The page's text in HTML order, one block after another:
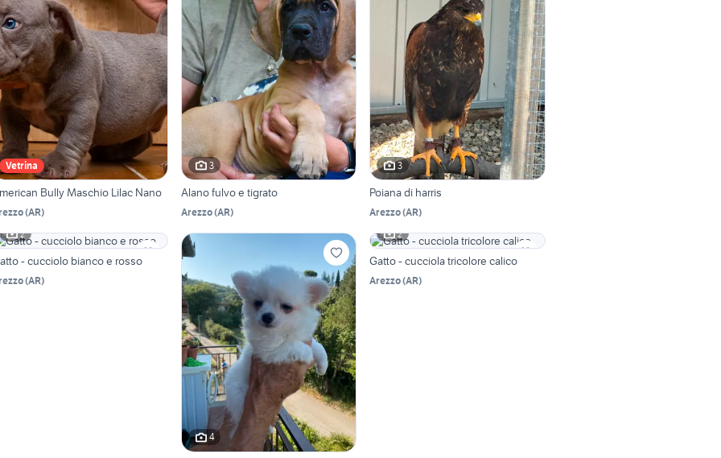
Vetrina
Bully Maschio Lilac Nano
(AR)
3
Alano fulvo e tigrato
Arezzo(AR)
3
Poiana di harris
Arezzo(AR)
2
- cucciolo bianco e rosso
(AR)
4
2
Gatto - cucciola tricolore calico
Arezzo(AR)